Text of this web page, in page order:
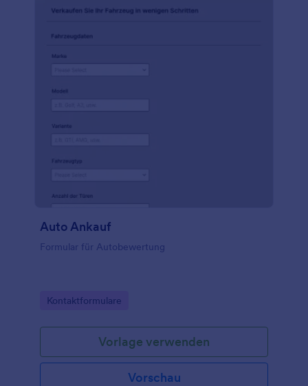
Auto Ankauf
Formular für Autobewertung
Go to Category:
Kontaktformulare
Vorlage verwenden
Vorschau